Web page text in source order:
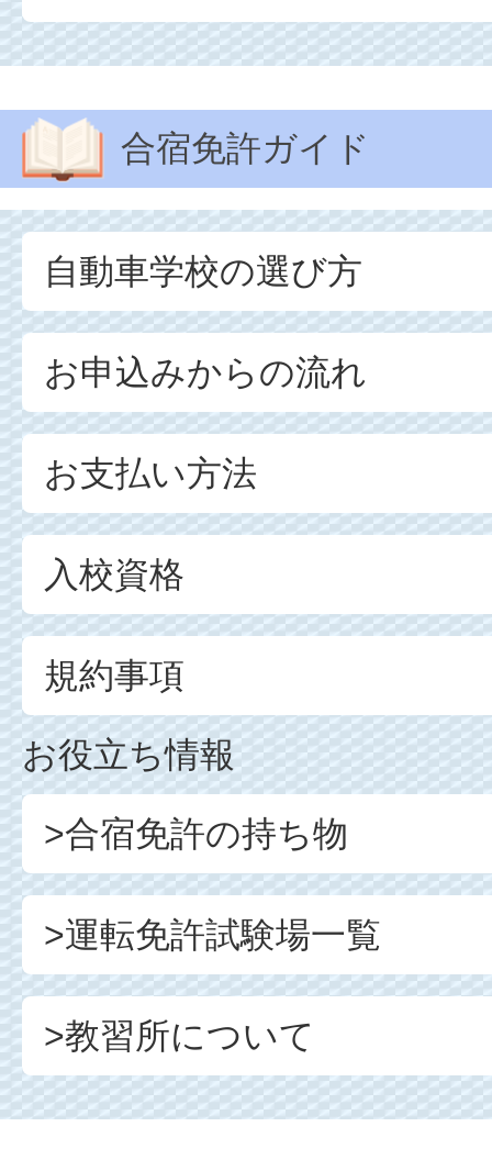
合宿免許ガイド
自動車学校の選び方
お申込みからの流れ
お支払い方法
入校資格
規約事項
お役立ち情報
>合宿免許の持ち物
>運転免許試験場一覧
>教習所について